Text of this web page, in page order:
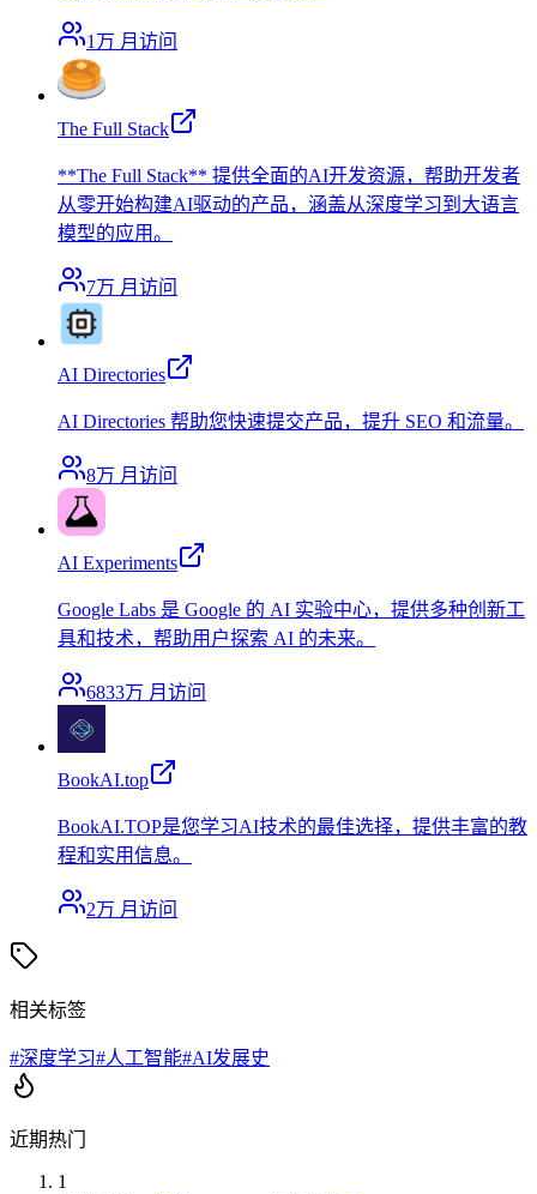
1万 月访问
The Full Stack
**The Full Stack** 提供全面的AI开发资源，帮助开发者
从零开始构建AI驱动的产品，涵盖从深度学习到大语言
模型的应用。
7万 月访问
AI Directories
AI Directories 帮助您快速提交产品，提升 SEO 和流量。
8万 月访问
AI Experiments
Google Labs 是 Google 的 AI 实验中心，提供多种创新工
具和技术，帮助用户探索 AI 的未来。
6833万 月访问
BookAI.top
BookAI.TOP是您学习AI技术的最佳选择，提供丰富的教
程和实用信息。
2万 月访问
相关标签
#深度学习#人工智能#AI发展史
近期热门
1